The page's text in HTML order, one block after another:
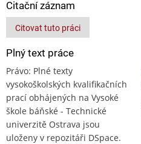
Citační záznam
Citovat tuto práci
Plný text práce
Právo: Plné texty
vysokoškolských kvalifikačních
prací obhájených na Vysoké
škole báňské - Technické
univerzitě Ostrava jsou
uloženy v repozitáři DSpace.